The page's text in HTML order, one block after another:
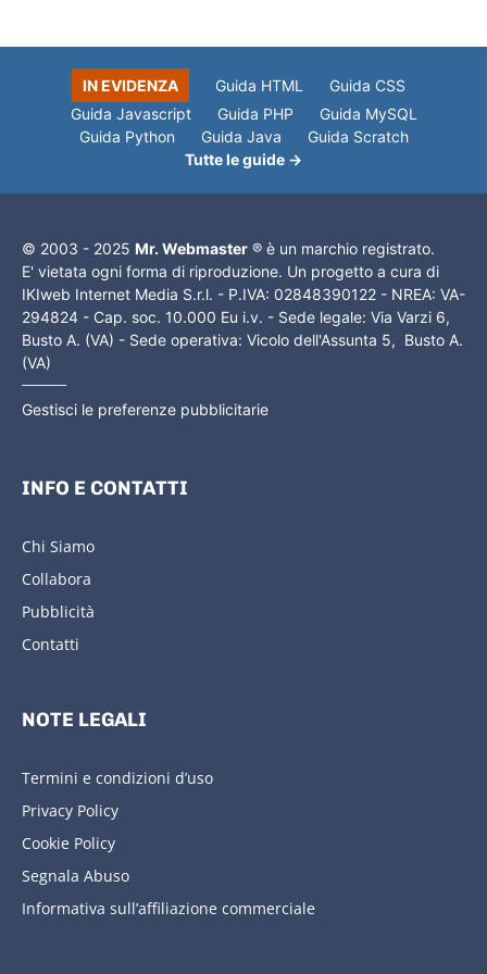
IN EVIDENZA Guida HTML
Guida CSS
Guida Javascript
Guida PHP
Guida MySQL
Guida Python
Guida Java
Guida Scratch
Tutte le guide →
© 2003 - 2025 Mr. Webmaster ® è un marchio registrato.
E' vietata ogni forma di riproduzione. Un progetto a cura di
IKIweb Internet Media S.r.l. - P.IVA: 02848390122 - NREA: VA-
294824 - Cap. soc. 10.000 Eu i.v. - Sede legale: Via Varzi 6,
Busto A. (VA) - Sede operativa: Vicolo dell'Assunta 5, Busto A.
(VA)
Gestisci le preferenze pubblicitarie
INFO E CONTATTI
Chi Siamo
Collabora
Pubblicità
Contatti
NOTE LEGALI
Termini e condizioni d’uso
Privacy Policy
Cookie Policy
Segnala Abuso
Informativa sull’affiliazione commerciale